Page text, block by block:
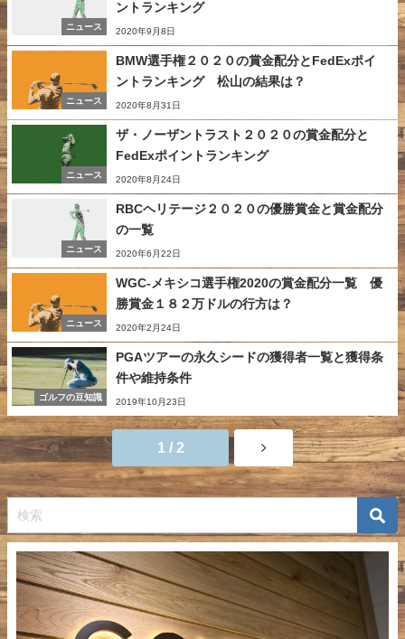
ニュース
ントランキング
2020年9月8日
ニュース
BMW選手権２０２０の賞金配分とFedExポイ
ントランキング 松山の結果は？
2020年8月31日
ニュース
ザ・ノーザントラスト２０２０の賞金配分と
FedExポイントランキング
2020年8月24日
ニュース
RBCヘリテージ２０２０の優勝賞金と賞金配分
の一覧
2020年6月22日
ニュース
WGC-メキシコ選手権2020の賞金配分一覧 優
勝賞金１８２万ドルの行方は？
2020年2月24日
ゴルフの豆知識
PGAツアーの永久シードの獲得者一覧と獲得条
件や維持条件
2019年10月23日
1 / 2